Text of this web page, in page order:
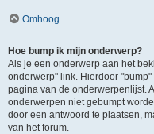
Omhoog
Hoe bump ik mijn onderwerp?
Als je een onderwerp aan het
onderwerp" link. Hierdoor
pagina van de onderwerpenlijst.
onderwerpen niet gebumpt
door een antwoord te plaatsen,
van het forum.